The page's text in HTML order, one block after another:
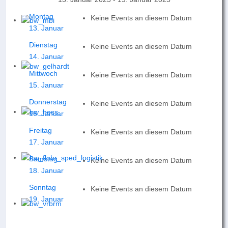
Montag
13. Januar
Keine Events an diesem Datum
Dienstag
14. Januar
Keine Events an diesem Datum
Mittwoch
15. Januar
Keine Events an diesem Datum
Donnerstag
16. Januar
Keine Events an diesem Datum
Freitag
17. Januar
Keine Events an diesem Datum
Samstag
18. Januar
Keine Events an diesem Datum
Sonntag
19. Januar
Keine Events an diesem Datum